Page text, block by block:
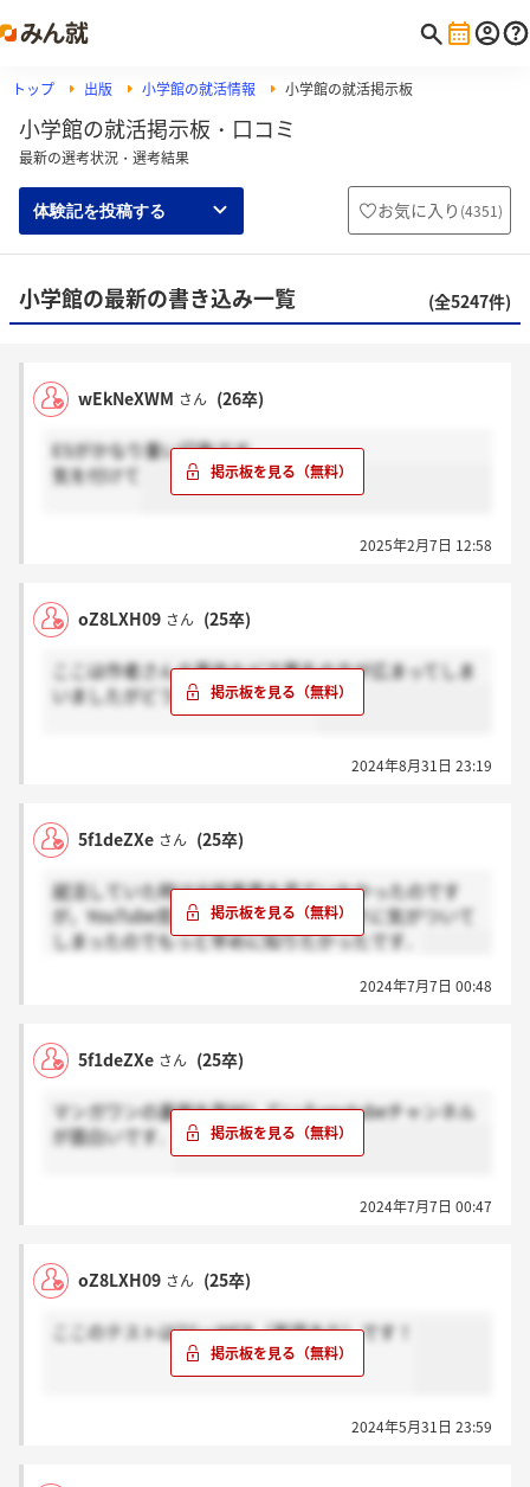
トップ 出版 小学館の就活情報 小学館の就活掲示板
小学館の就活掲示板・口コミ
最新の選考状況・選考結果
体験記を投稿する お気に入り (4351)
小学館の最新の書き込み一覧 (全5247件)
wEkNeXWM さん (26卒)
ESがかなり重い印象です。
気を付けて
2025年2月7日 12:58
oZ8LXH09 さん (25卒)
ここは作者さんの事件などで悪名の方が広まってしま
いましたがどうなんですかね、、
2024年8月31日 23:19
5f1deZXe さん (25卒)
就活していた時は出版業界を見ていなかったのです
が，YouTube見て編集者の仕事の面白さに気がついて
しまったのでもっと早めに知りたかったです．
2024年7月7日 00:48
5f1deZXe さん (25卒)
マンガワンの裏側を取材しているyoutubeチャンネル
が面白いです．
2024年7月7日 00:47
oZ8LXH09 さん (25卒)
ここのテストはTGーWEB（英語あり）です！
2024年5月31日 23:59